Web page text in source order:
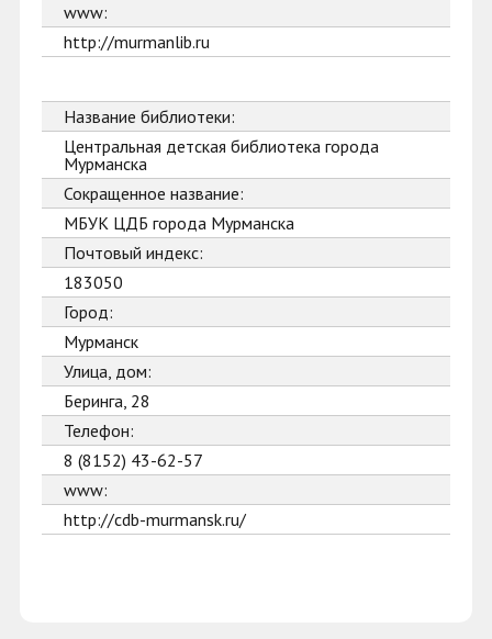
www:
http://murmanlib.ru
Название библиотеки:
Центральная детская библиотека города
Мурманска
Сокращенное название:
МБУК ЦДБ города Мурманска
Почтовый индекс:
183050
Город:
Мурманск
Улица, дом:
Беринга, 28
Телефон:
8 (8152) 43-62-57
www:
http://cdb-murmansk.ru/